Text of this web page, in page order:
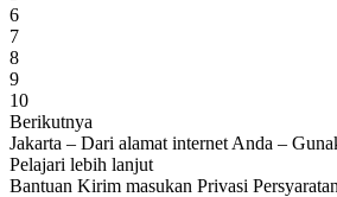
6
7
8
9
10
Berikutnya
Jakarta – Dari alamat internet Anda –
Pelajari lebih lanjut
Bantuan Kirim masukan Privasi Persyaratan